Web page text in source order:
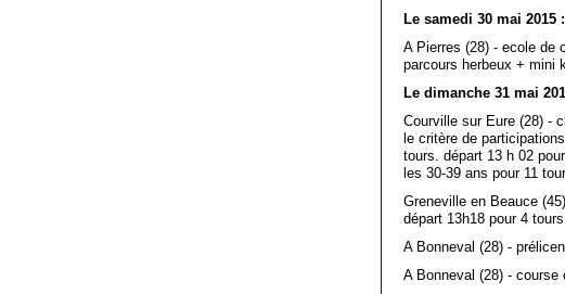
Le samedi 30 mai 2015 :
A Pierres (28) - ecole de
parcours herbeux + mini
Le dimanche 31 mai
Courville sur Eure (28) -
le critère de
tours. départ 13 h 02
les 30-39 ans pour 11
Greneville en Beauce
départ 13h18 pour 4
A Bonneval (28) -
A Bonneval (28) -